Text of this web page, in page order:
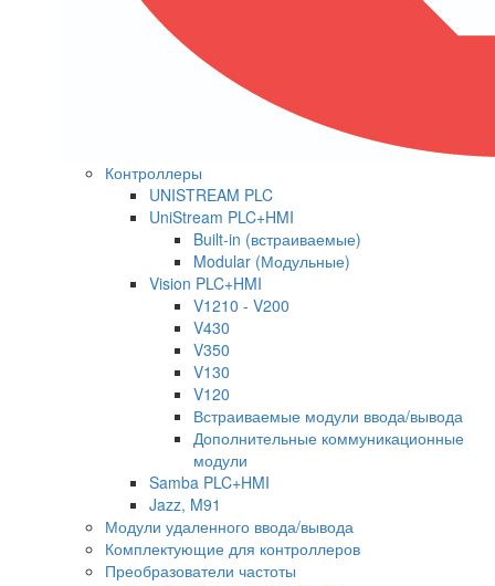
Контроллеры
UNISTREAM PLC
UniStream PLC+HMI
Built-in (встраиваемые)
Modular (Модульные)
Vision PLC+HMI
V1210 - V200
V430
V350
V130
V120
Встраиваемые модули ввода/вывода
Дополнительные коммуникационные
модули
Samba PLC+HMI
Jazz, M91
Модули удаленного ввода/вывода
Комплектующие для контроллеров
Преобразователи частоты